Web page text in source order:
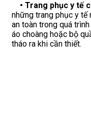
• Trang phục y tế
những trang phục y
an toàn trong quá
áo choàng hoặc bộ
tháo ra khi cần thiết.